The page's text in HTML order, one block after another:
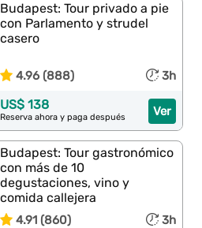
Budapest: Tour privado a pie
con Parlamento y strudel
casero
4.96 (888) 3h
Ver
US$ 138
Reserva ahora y paga después
Budapest: Tour gastronómico
con más de 10
degustaciones, vino y
comida callejera
4.91 (860) 3h